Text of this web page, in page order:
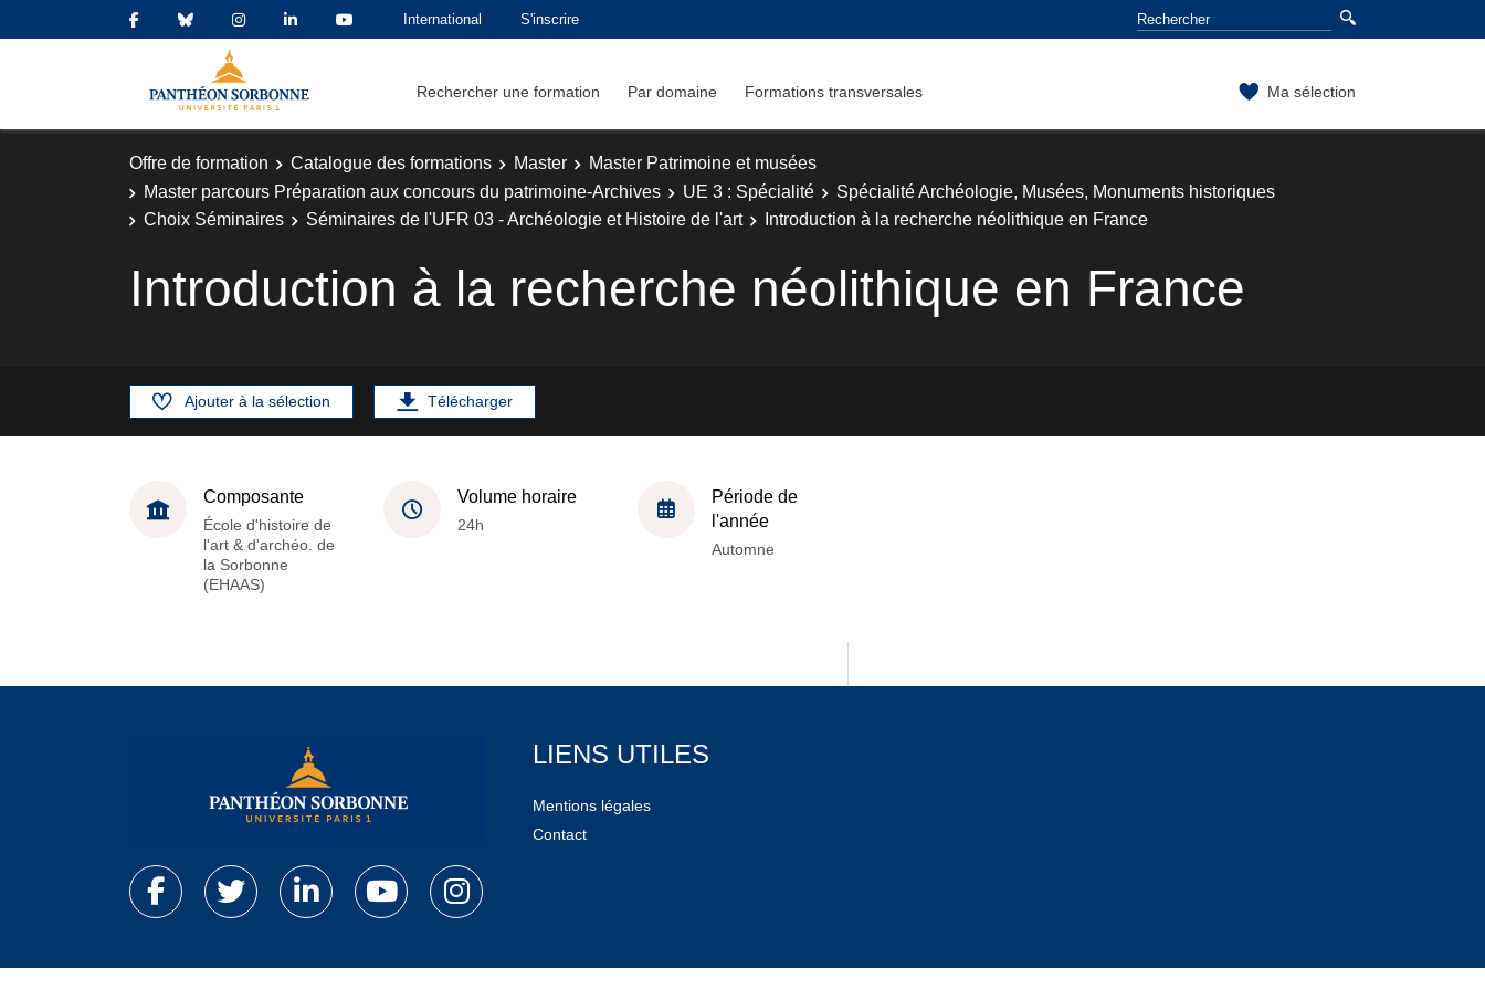
International S'inscrire
Rechercher une formation Par domaine Formations transversales Ma sélection
Offre de formation Catalogue des formations Master
Master Patrimoine et musées
Master parcours Préparation aux concours du patrimoine-Archives
UE 3 : Spécialité
Spécialité Archéologie, Musées, Monuments historiques
Choix Séminaires
Séminaires de l'UFR 03 - Archéologie et Histoire de l'art Introduction à la recherche néolithique en France
Introduction à la recherche néolithique en France
Ajouter à la sélection Télécharger
Composante
École d'histoire de
l'art & d'archéo. de
la Sorbonne
(EHAAS)
Volume horaire
24h
Période de
l'année
Automne
LIENS UTILES
Mentions légales
Contact